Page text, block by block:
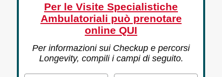
Per le Visite Specialistiche
Ambulatoriali può prenotare
online QUI
Per informazioni sui Checkup e percorsi
Longevity, compili i campi di seguito.